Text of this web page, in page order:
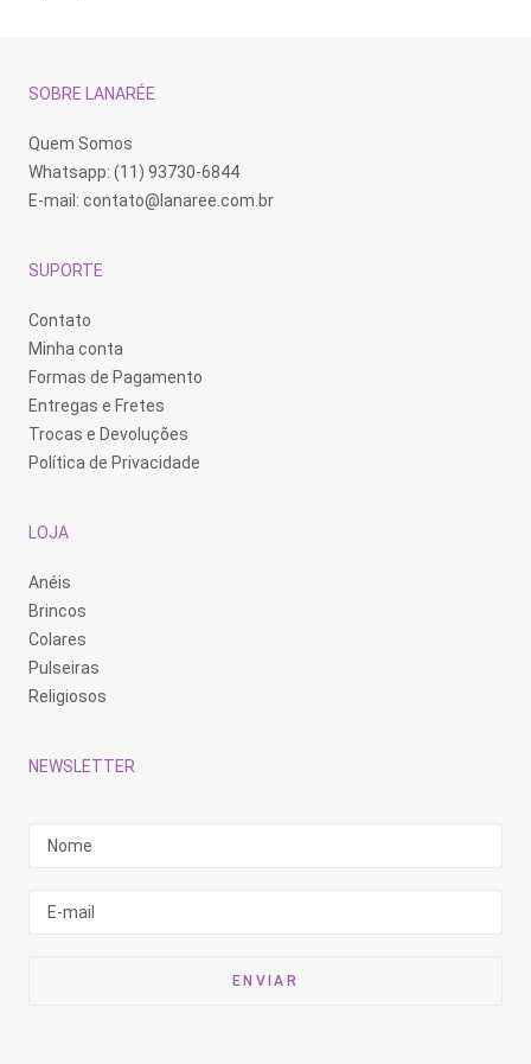
SOBRE LANARÉE
Quem Somos
Whatsapp: (11) 93730-6844
E-mail: contato@lanaree.com.br
SUPORTE
Contato
Minha conta
Formas de Pagamento
Entregas e Fretes
Trocas e Devoluções
Política de Privacidade
LOJA
Anéis
Brincos
Colares
Pulseiras
Religiosos
NEWSLETTER